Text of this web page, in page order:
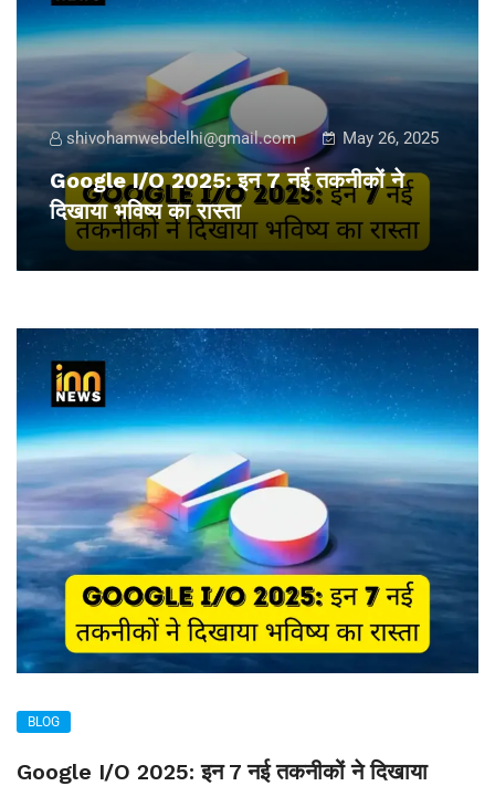
shivohamwebdelhi@gmail.com May 26, 2025
Google I/O 2025: इन 7 नई तकनीकों ने
दिखाया भविष्य का रास्ता
BLOG
Google I/O 2025: इन 7 नई तकनीकों ने दिखाया